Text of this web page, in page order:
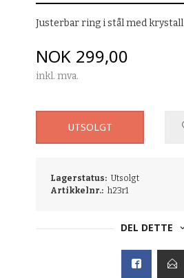
Justerbar ring i stål med krystall
Pris
NOK 299,00
inkl. mva.
UTSOLGT
Lagerstatus: Utsolgt
Artikkelnr.: h23r1
DEL DETTE